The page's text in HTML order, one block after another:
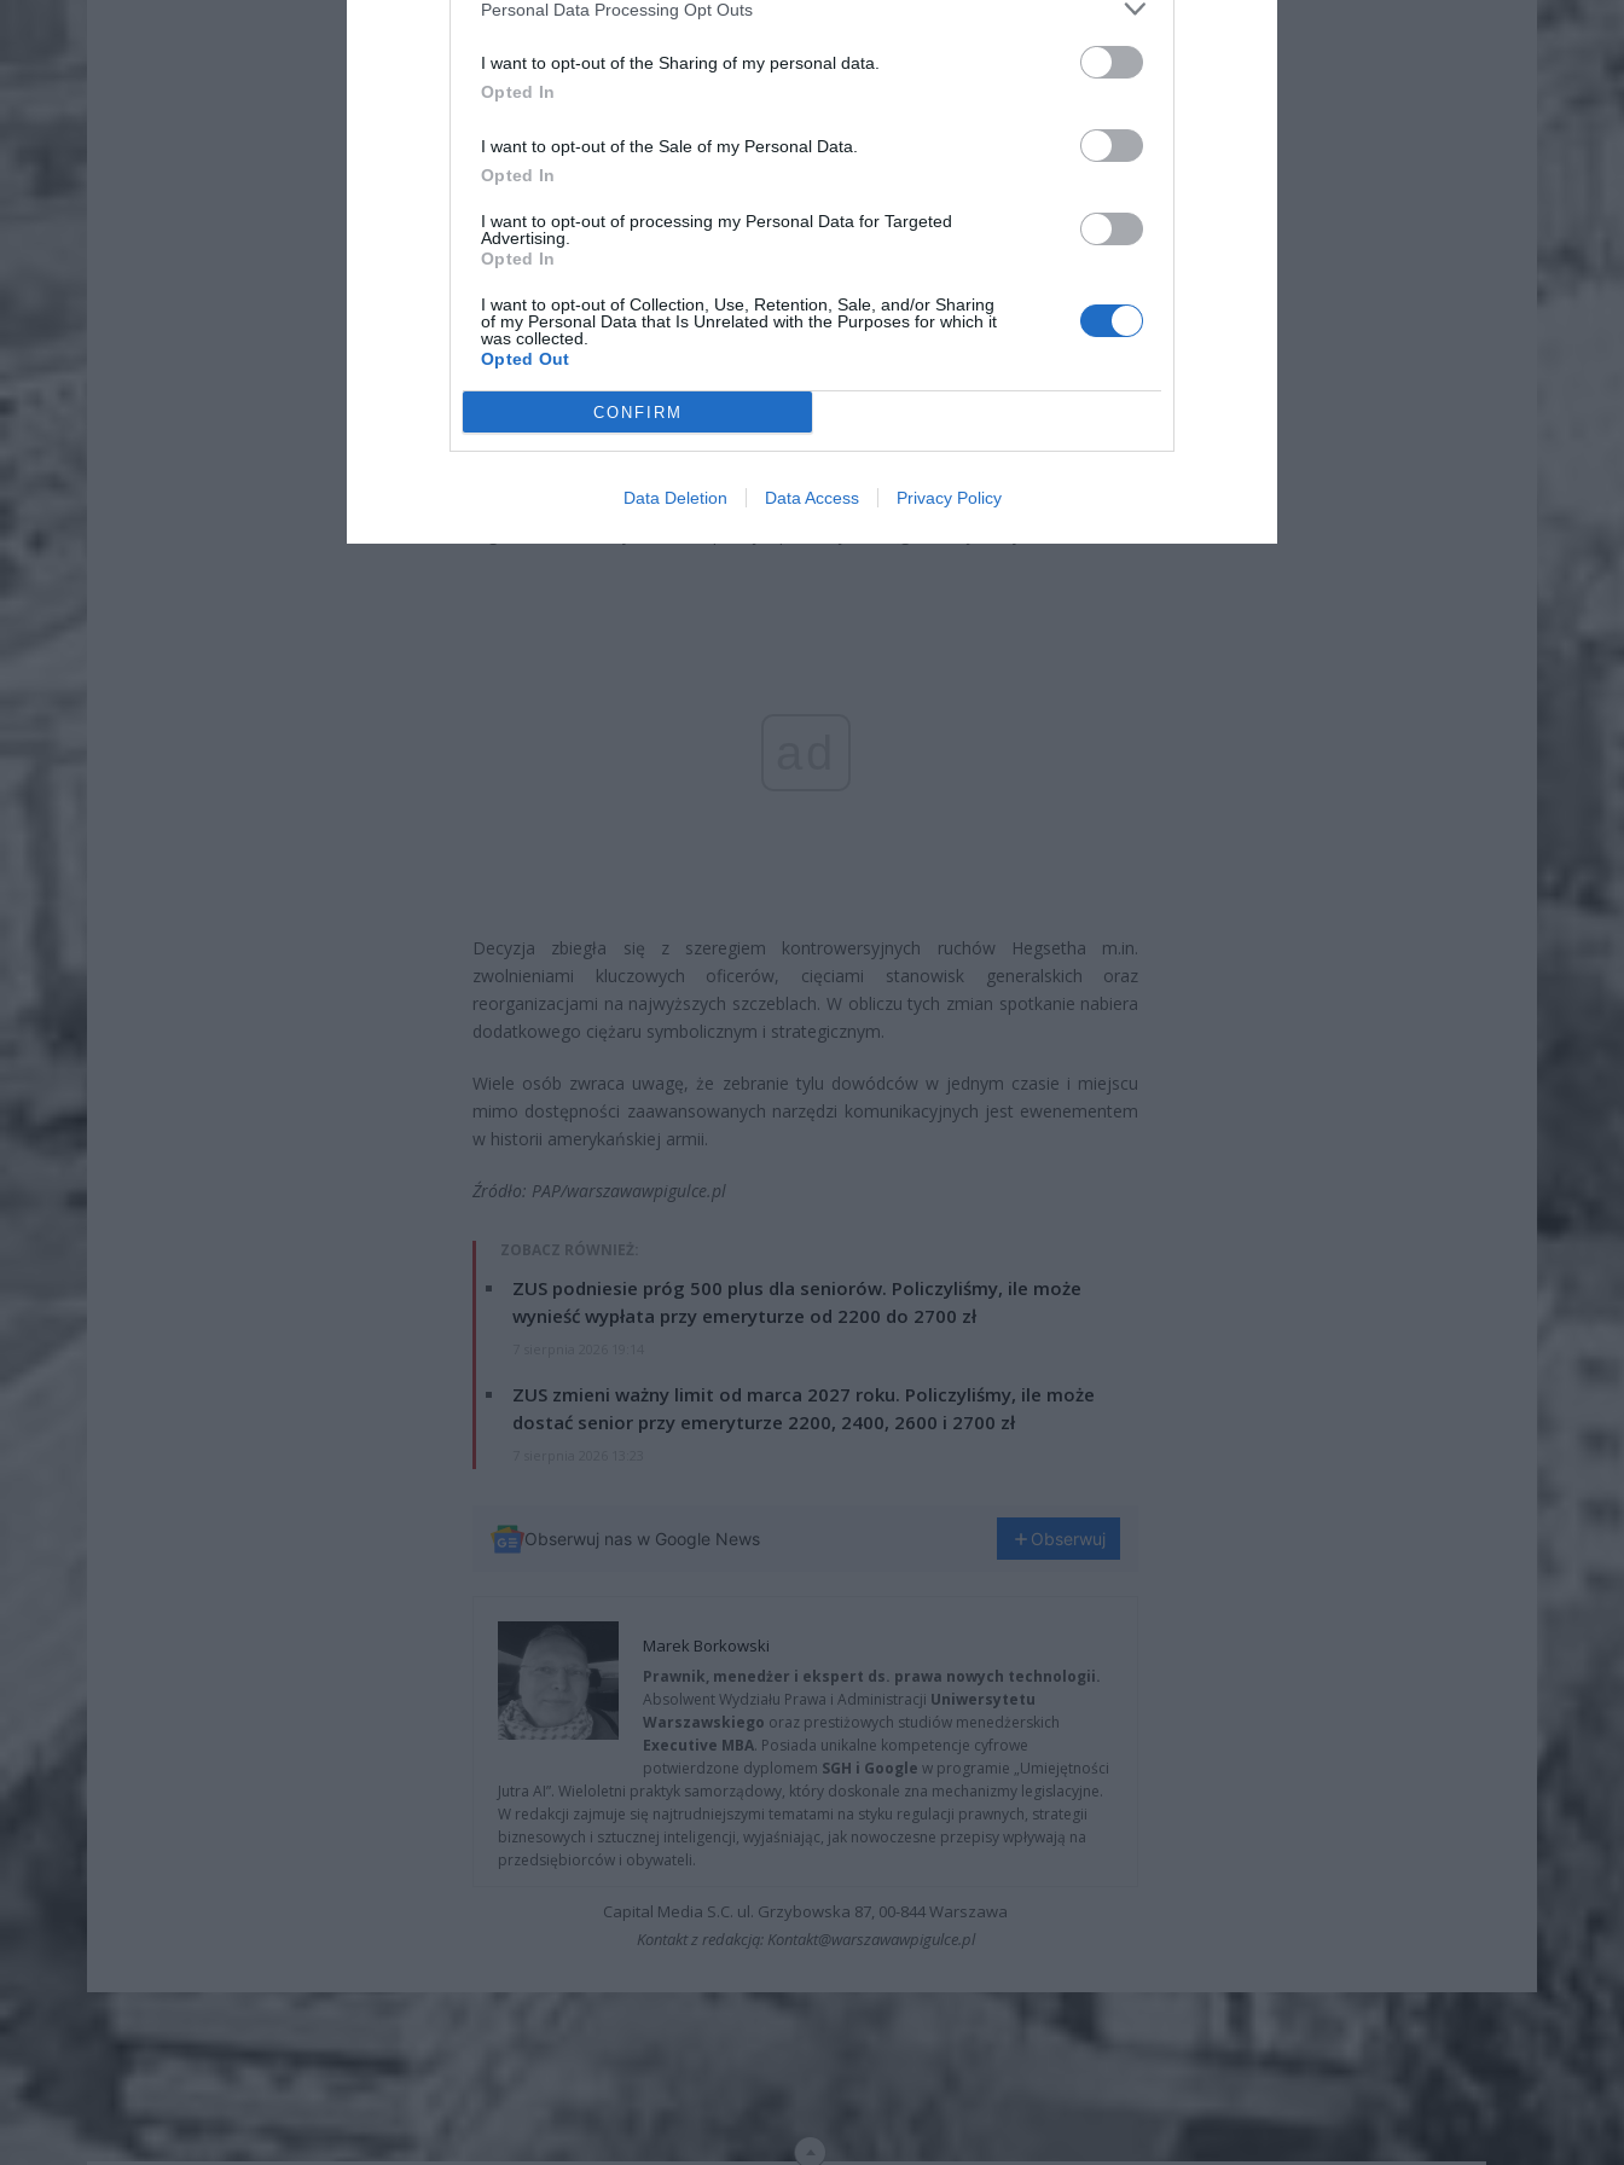
Personal Data Processing Opt Outs
I want to opt-out of the Sharing of my personal data.
Opted In
I want to opt-out of the Sale of my Personal Data.
Opted In
I want to opt-out of processing my Personal Data for Targeted
Advertising.
Opted In
I want to opt-out of Collection, Use, Retention, Sale, and/or Sharing
of my Personal Data that Is Unrelated with the Purposes for which it
was collected.
Opted Out
CONFIRM
Data Deletion Data Access Privacy Policy
Dotyczy członków sił zbrojnych z całego świata, również tych stacjonujących poza
wojskowych w pierwszej połowie przyszłego tygodnia”. Nie podano jednak przyczyn
Decyzja zbiegła się z szeregiem kontrowersyjnych ruchów Hegsetha m.in.
zwolnieniami kluczowych oficerów, cięciami stanowisk generalskich oraz
reorganizacjami na najwyższych szczeblach. W obliczu tych zmian spotkanie nabiera
dodatkowego ciężaru symbolicznym i strategicznym.
Wiele osób zwraca uwagę, że zebranie tylu dowódców w jednym czasie i miejscu
mimo dostępności zaawansowanych narzędzi komunikacyjnych jest ewenementem
w historii amerykańskiej armii.
Źródło: PAP/warszawawpigulce.pl
ZOBACZ RÓWNIEŻ:
ZUS podniesie próg 500 plus dla seniorów. Policzyliśmy, ile może
wynieść wypłata przy emeryturze od 2200 do 2700 zł
ZUS zmieni ważny limit od marca 2027 roku. Policzyliśmy, ile może
dostać senior przy emeryturze 2200, 2400, 2600 i 2700 zł
Obserwuj nas w Google News Obserwuj
Marek Borkowski
Prawnik, menedżer i ekspert ds. prawa nowych technologii.
Absolwent Wydziału Prawa i Administracji Uniwersytetu
Warszawskiego oraz prestiżowych studiów menedżerskich
Executive MBA. Posiada unikalne kompetencje cyfrowe
potwierdzone dyplomem SGH i Google w programie „Umiejętności
Jutra AI”. Wieloletni praktyk samorządowy, który doskonale zna mechanizmy legislacyjne.
W redakcji zajmuje się najtrudniejszymi tematami na styku regulacji prawnych, strategii
biznesowych i sztucznej inteligencji, wyjaśniając, jak nowoczesne przepisy wpływają na
przedsiębiorców i obywateli.
Capital Media S.C. ul. Grzybowska 87, 00-844 Warszawa
Kontakt z redakcją: Kontakt@warszawawpigulce.pl